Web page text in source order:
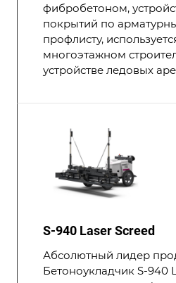
фибробетоном,
покрытий по
профлисту,
многоэтажном
устройстве ледовых
S-940 Laser Screed
Абсолютный лидер
Бетоноукладчик S-940